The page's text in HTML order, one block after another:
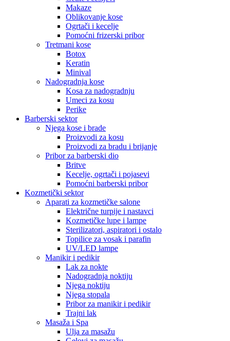
Makaze
Oblikovanje kose
Ogrtači i kecelje
Pomoćni frizerski pribor
Tretmani kose
Botox
Keratin
Minival
Nadogradnja kose
Kosa za nadogradnju
Umeci za kosu
Perike
Barberski sektor
Njega kose i brade
Proizvodi za kosu
Proizvodi za bradu i brijanje
Pribor za barberski dio
Britve
Kecelje, ogrtači i pojasevi
Pomoćni barberski pribor
Kozmetički sektor
Aparati za kozmetičke salone
Električne turpije i nastavci
Kozmetičke lupe i lampe
Sterilizatori, aspiratori i ostalo
Topilice za vosak i parafin
UV/LED lampe
Manikir i pedikir
Lak za nokte
Nadogradnja noktiju
Njega noktiju
Njega stopala
Pribor za manikir i pedikir
Trajni lak
Masaža i Spa
Ulja za masažu